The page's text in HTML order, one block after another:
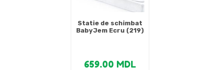
Statie de schimbat
BabyJem Ecru (219)
659.00 MDL